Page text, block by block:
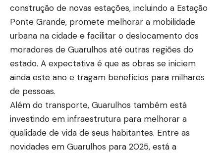
construção de novas estações, incluindo a Estação
Ponte Grande, promete melhorar a mobilidade
urbana na cidade e facilitar o deslocamento dos
moradores de Guarulhos até outras regiões do
estado. A expectativa é que as obras se iniciem
ainda este ano e tragam benefícios para milhares
de pessoas.
Além do transporte, Guarulhos também está
investindo em infraestrutura para melhorar a
qualidade de vida de seus habitantes. Entre as
novidades em Guarulhos para 2025, está a